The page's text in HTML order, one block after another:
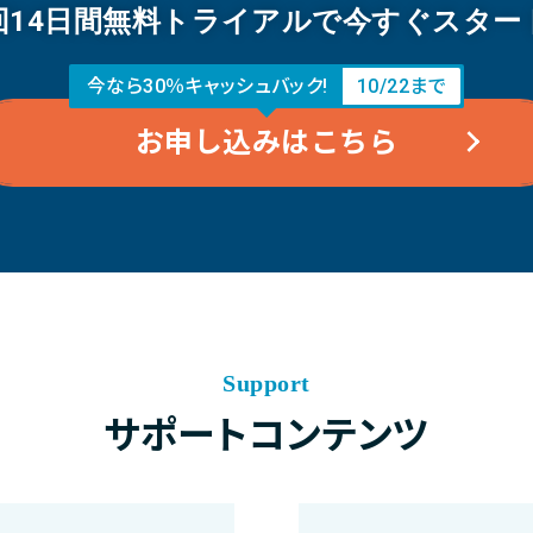
14日間無料トライアルで今すぐスター
今なら30％キャッシュバック! 10/22まで
お申し込みはこちら
Support
サポートコンテンツ